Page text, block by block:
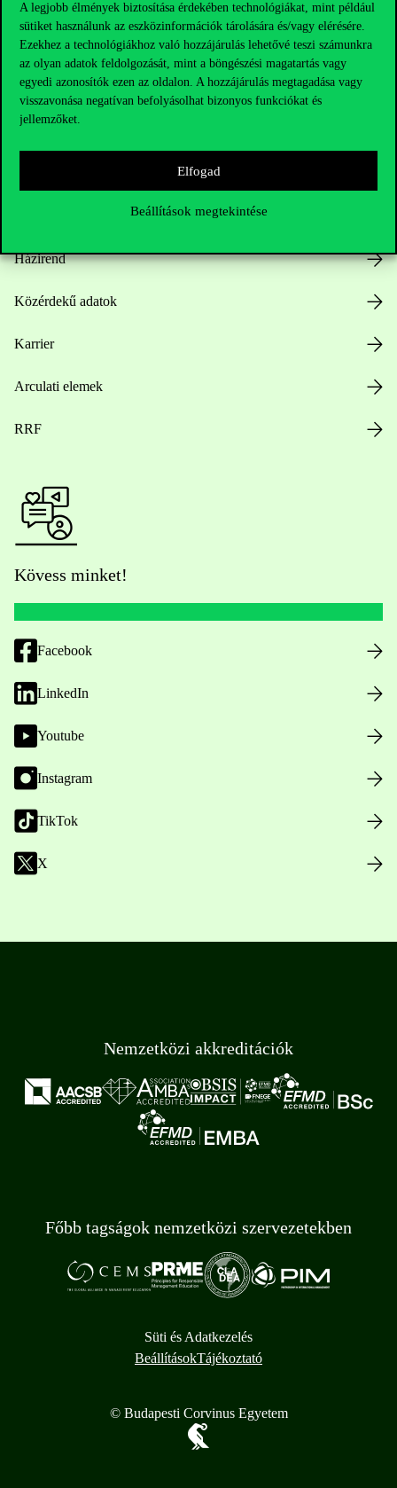
A legjobb élmények biztosítása érdekében technológiákat, mint például
sütiket használunk az eszközinformációk tárolására és/vagy elérésére.
Ezekhez a technológiákhoz való hozzájárulás lehetővé teszi számunkra
az olyan adatok feldolgozását, mint a böngészési magatartás vagy
egyedi azonosítók ezen az oldalon. A hozzájárulás megtagadása vagy
visszavonása negatívan befolyásolhat bizonyos funkciókat és
jellemzőket.
Elfogad
Beállítások megtekintése
Házirend
Közérdekű adatok
Karrier
Arculati elemek
RRF
Kövess minket!
Facebook
LinkedIn
Youtube
Instagram
TikTok
X
Nemzetközi akkreditációk
Főbb tagságok nemzetközi szervezetekben
Süti és Adatkezelés
BeállításokTájékoztató
© Budapesti Corvinus Egyetem